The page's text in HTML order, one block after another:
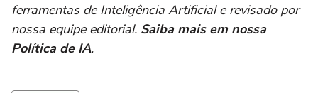
ferramentas de Inteligência Artificial e revisado por
nossa equipe editorial. Saiba mais em nossa
Política de IA.